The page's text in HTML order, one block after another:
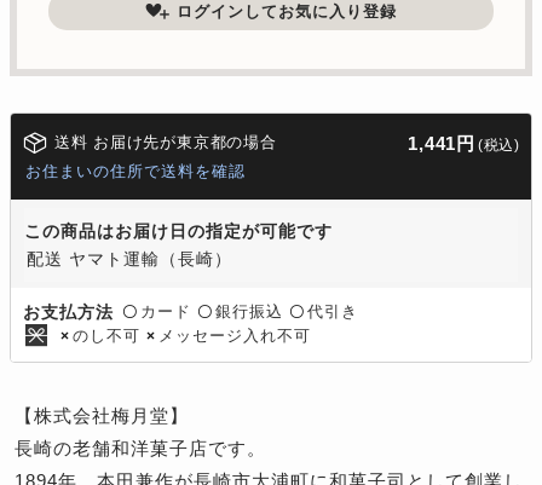
ログインしてお気に入り登録
送料 お届け先が東京都の場合 1,441円 (税込)
お住まいの住所で送料を確認
この商品はお届け日の指定が可能です
配送 ヤマト運輸（長崎）
お支払方法 〇 カード 〇 銀行振込 〇 代引き
× のし不可 × メッセージ入れ不可
【株式会社梅月堂】
長崎の老舗和洋菓子店です。
1894年、本田兼作が長崎市大浦町に和菓子司として創業し